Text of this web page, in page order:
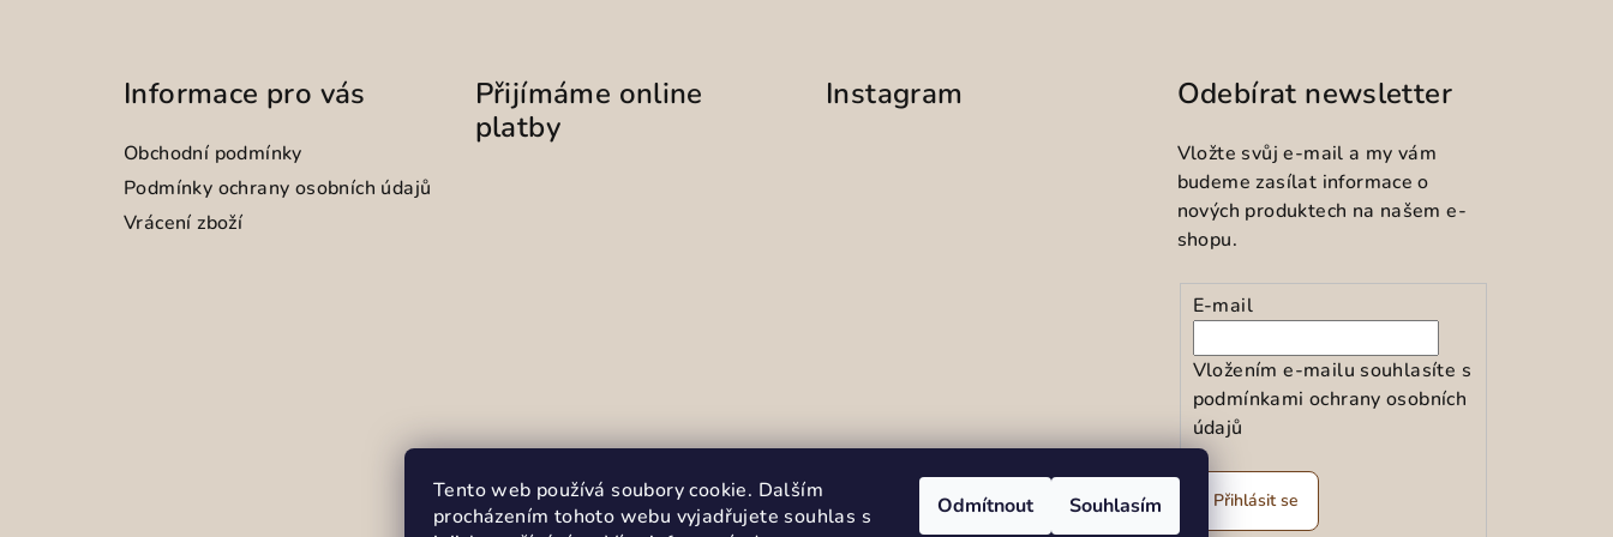
Tento web používá soubory cookie. Dalším
procházením tohoto webu vyjadřujete souhlas s
Odmítnout Souhlasím
Informace pro vás
Obchodní podmínky
Podmínky ochrany osobních údajů
Vrácení zboží
Přijímáme online
platby
Instagram
Sledovat na Instagramu
Odebírat newsletter
Vložte svůj e-mail a my vám
budeme zasílat informace o
nových produktech na našem e-
shopu.
E-mail
Vložením e-mailu souhlasíte s
podmínkami ochrany osobních
údajů
Přihlásit se